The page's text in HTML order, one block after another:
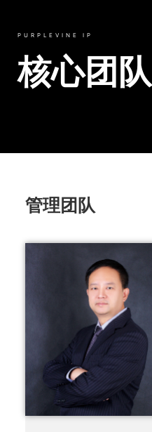
PURPLEVINE IP
核心团队
管理团队